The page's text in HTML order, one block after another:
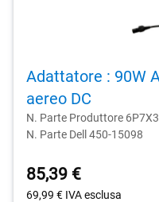
Adattatore : 90W
aereo DC
N. Parte Produttore 6P7X3
N. Parte Dell 450-15098
85,39 €
69,99 € IVA esclusa